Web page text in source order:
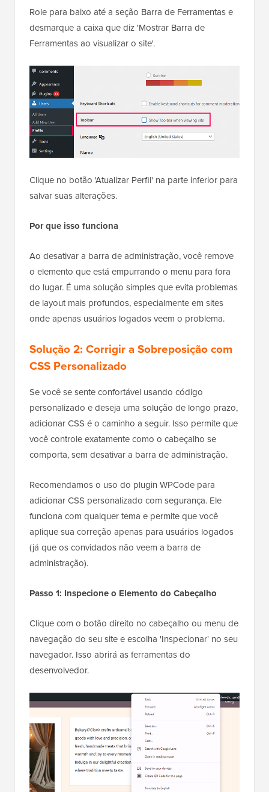
Role para baixo até a seção Barra de Ferramentas e
desmarque a caixa que diz 'Mostrar Barra de
Ferramentas ao visualizar o site'.
Clique no botão 'Atualizar Perfil' na parte inferior para
salvar suas alterações.
Por que isso funciona
Ao desativar a barra de administração, você remove
o elemento que está empurrando o menu para fora
do lugar. É uma solução simples que evita problemas
de layout mais profundos, especialmente em sites
onde apenas usuários logados veem o problema.
Solução 2: Corrigir a Sobreposição com
CSS Personalizado
Se você se sente confortável usando código
personalizado e deseja uma solução de longo prazo,
adicionar CSS é o caminho a seguir. Isso permite que
você controle exatamente como o cabeçalho se
comporta, sem desativar a barra de administração.
Recomendamos o uso do plugin WPCode para
adicionar CSS personalizado com segurança. Ele
funciona com qualquer tema e permite que você
aplique sua correção apenas para usuários logados
(já que os convidados não veem a barra de
administração).
Passo 1: Inspecione o Elemento do Cabeçalho
Clique com o botão direito no cabeçalho ou menu de
navegação do seu site e escolha 'Inspecionar' no seu
navegador. Isso abrirá as ferramentas do
desenvolvedor.